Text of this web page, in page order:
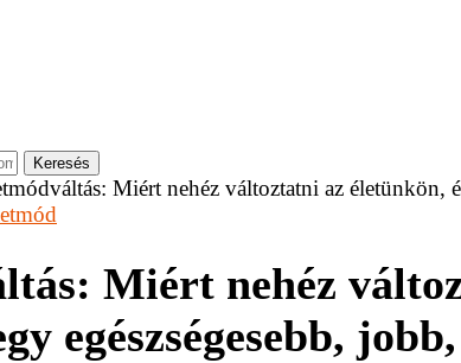
Keresés
Miért nehéz változtatni az életünkön,
Miért nehéz
egészségesebb,